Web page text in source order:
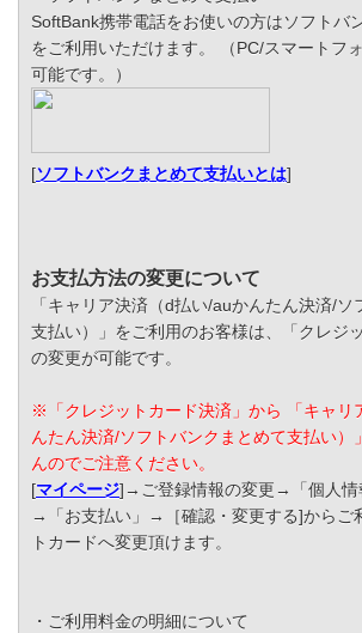
SoftBank携帯電話をお使いの方はソフトバ
をご利用いただけます。 （PC/スマートフ
可能です。）
[ソフトバンクまとめて支払いとは]
お支払方法の変更について
「キャリア決済（d払い/auかんたん決済/ソ
支払い）」をご利用のお客様は、「クレジ
の変更が可能です。
※「クレジットカード決済」から 「キャリ
んたん決済/ソフトバンクまとめて支払い）
んのでご注意ください。
[マイページ]→ご登録情報の変更→「個人情
→「お支払い」→［確認・変更する]からご
トカードへ変更頂けます。
・ご利用料金の明細について